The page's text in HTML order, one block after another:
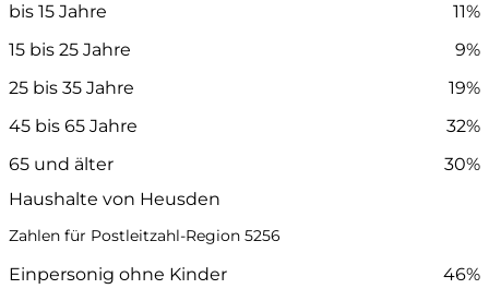
bis 15 Jahre
11%
15 bis 25 Jahre
9%
25 bis 35 Jahre
19%
45 bis 65 Jahre
32%
65 und älter
30%
Haushalte von Heusden
Zahlen für Postleitzahl-Region 5256
Einpersonig ohne Kinder
46%